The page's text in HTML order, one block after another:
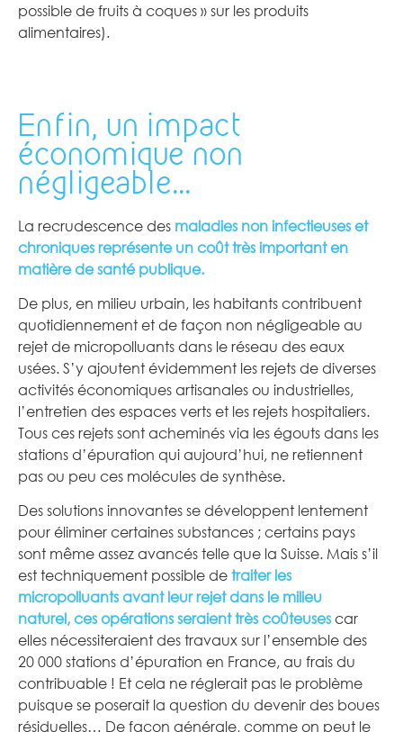
possible de fruits à coques » sur les produits
alimentaires).
Enfin, un impact
économique non
négligeable...
La recrudescence des maladies non infectieuses et
chroniques représente un coût très important en
matière de santé publique.
De plus, en milieu urbain, les habitants contribuent
quotidiennement et de façon non négligeable au
rejet de micropolluants dans le réseau des eaux
usées. S’y ajoutent évidemment les rejets de diverses
activités économiques artisanales ou industrielles,
l’entretien des espaces verts et les rejets hospitaliers.
Tous ces rejets sont acheminés via les égouts dans les
stations d’épuration qui aujourd’hui, ne retiennent
pas ou peu ces molécules de synthèse.
Des solutions innovantes se développent lentement
pour éliminer certaines substances ; certains pays
sont même assez avancés telle que la Suisse. Mais s’il
est techniquement possible de traiter les
micropolluants avant leur rejet dans le milieu
naturel, ces opérations seraient très coûteuses car
elles nécessiteraient des travaux sur l’ensemble des
20 000 stations d’épuration en France, au frais du
contribuable ! Et cela ne réglerait pas le problème
puisque se poserait la question du devenir des boues
résiduelles… De façon générale, comme on peut le